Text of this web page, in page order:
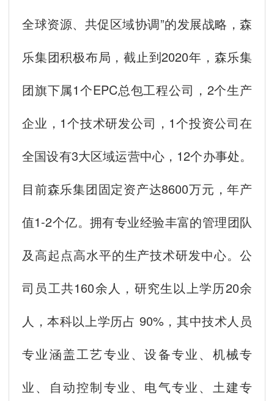
全球资源、共促区域协调”的发展战略，森
乐集团积极布局，截止到2020年，森乐集
团旗下属1个EPC总包工程公司，2个生产
企业，1个技术研发公司，1个投资公司在
全国设有3大区域运营中心，12个办事处。
目前森乐集团固定资产达8600万元，年产
值1-2个亿。拥有专业经验丰富的管理团队
及高起点高水平的生产技术研发中心。公
司员工共160余人，研究生以上学历20余
人，本科以上学历占 90%，其中技术人员
专业涵盖工艺专业、设备专业、机械专
业、自动控制专业、电气专业、土建专